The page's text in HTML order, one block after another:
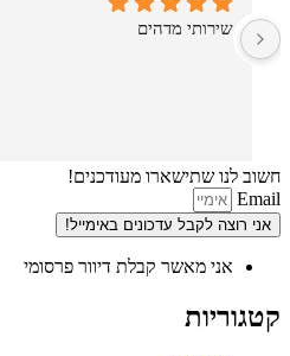
שירותי מדהים
חשוב לנו שתישארו מעודכנים!
Email
אני רוצה לקבל עדכונים באימייל!
אני מאשר קבלת דיוור פרסומי
קטגוריות